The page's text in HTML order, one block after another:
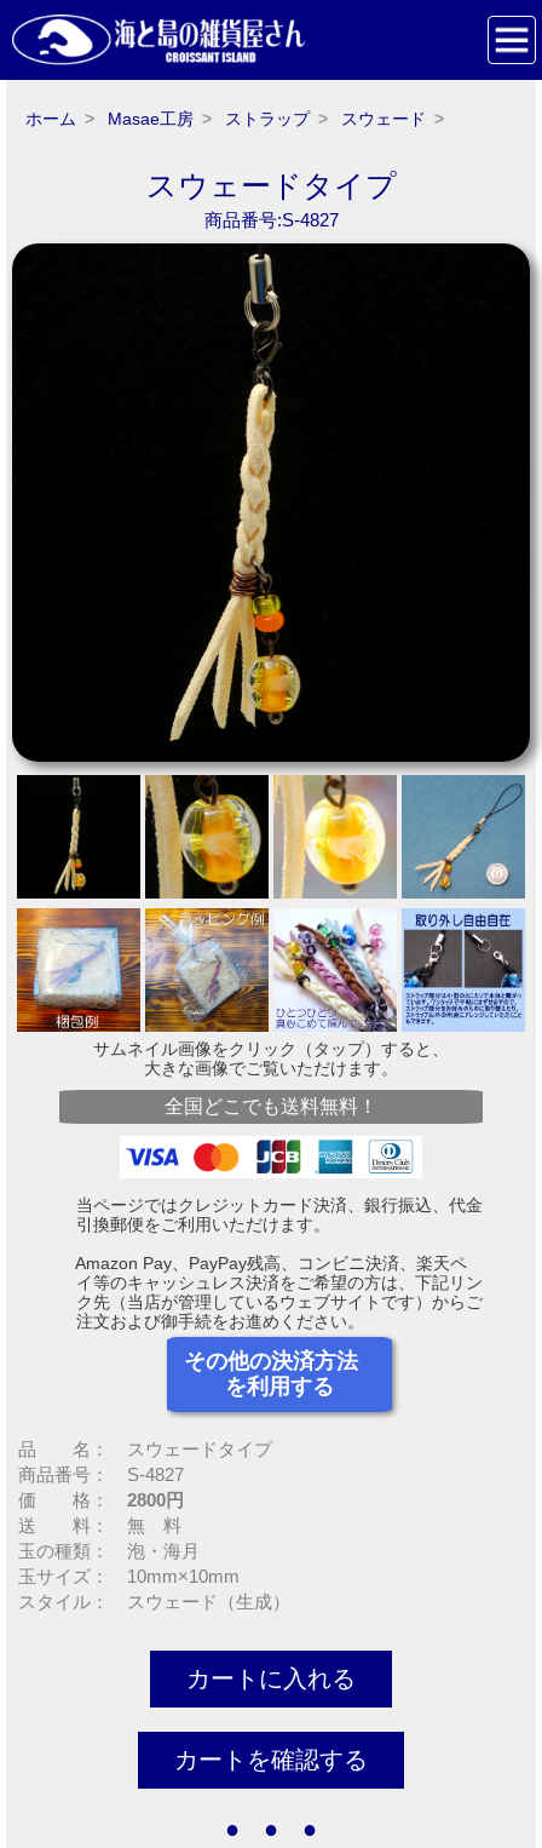
ホーム Masae工房 ストラップ スウェード
スウェードタイプ
商品番号:S-4827
サムネイル画像をクリック（タップ）すると、
大きな画像でご覧いただけます。
全国どこでも送料無料！
当ページではクレジットカード決済、銀行振込、代金
引換郵便をご利用いただけます。
Amazon Pay、PayPay残高、コンビニ決済、楽天ペ
イ等のキャッシュレス決済をご希望の方は、下記リン
ク先（当店が管理しているウェブサイトです）からご
注文および御手続をお進めください。
その他の決済方法
を利用する
品 名： スウェードタイプ
商品番号： S-4827
価 格： 2800円
送 料： 無 料
玉の種類： 泡・海月
玉サイズ： 10mm×10mm
スタイル： スウェード（生成）
● ● ●